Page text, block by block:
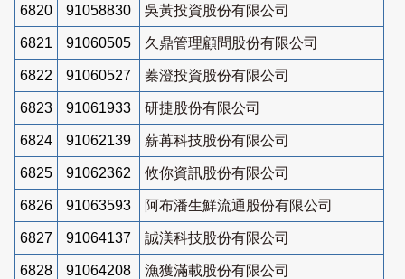
6820 91058830 吳黃投資股份有限公司
6821 91060505 久鼎管理顧問股份有限公司
6822 91060527 蓁澄投資股份有限公司
6823 91061933 研捷股份有限公司
6824 91062139 薪苒科技股份有限公司
6825 91062362 攸你資訊股份有限公司
6826 91063593 阿布潘生鮮流通股份有限公司
6827 91064137 誠渼科技股份有限公司
6828 91064208 漁獲滿載股份有限公司